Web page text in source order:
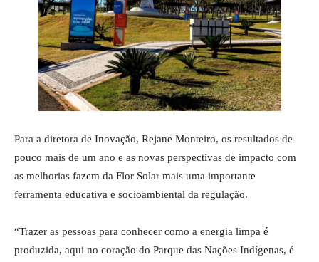
Para a diretora de Inovação, Rejane Monteiro, os resultados de
pouco mais de um ano e as novas perspectivas de impacto com
as melhorias fazem da Flor Solar mais uma importante
ferramenta educativa e socioambiental da regulação.
“Trazer as pessoas para conhecer como a energia limpa é
produzida, aqui no coração do Parque das Nações Indígenas, é